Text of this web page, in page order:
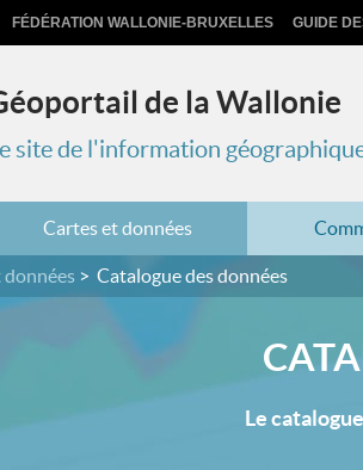
FÉDÉRATION WALLONIE-BRUXELLES GUIDE
de la Wallonie
Le site de l'information
Cartes et données
Catalogue des données
Le